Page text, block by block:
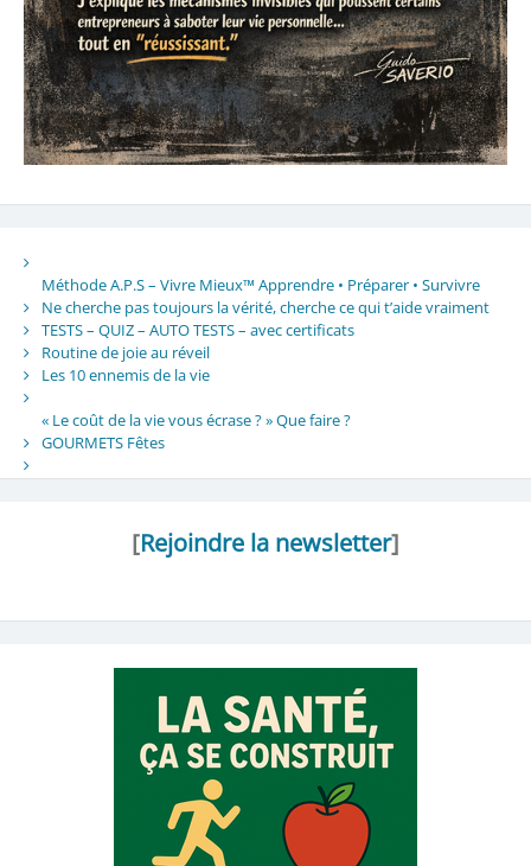
Méthode A.P.S – Vivre Mieux™ Apprendre • Préparer • Survivre
Ne cherche pas toujours la vérité, cherche ce qui t’aide vraiment
TESTS – QUIZ – AUTO TESTS – avec certificats
Routine de joie au réveil
Les 10 ennemis de la vie
« Le coût de la vie vous écrase ? » Que faire ?
GOURMETS Fêtes
[Rejoindre la newsletter]